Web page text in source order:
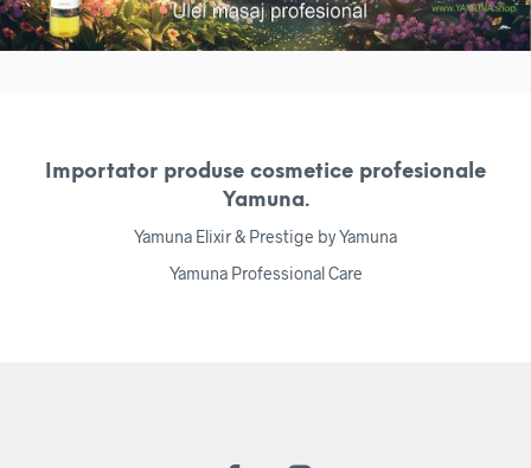
Importator produse cosmetice profesionale
Yamuna.
Yamuna Elixir & Prestige by Yamuna
Yamuna Professional Care